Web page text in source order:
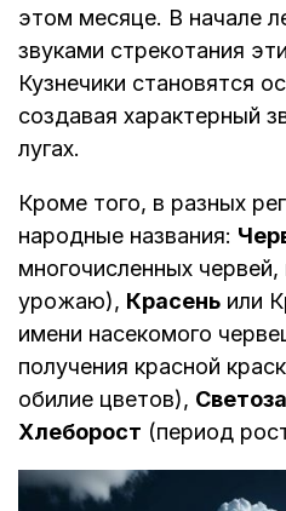
этом месяце. В начале
звуками стрекотания
Кузнечики становятся
создавая характерный
лугах.
Кроме того, в разных
народные названия:
многочисленных
урожаю), Красень или
имени насекомого
получения красной
обилие цветов),
Хлеборост (период